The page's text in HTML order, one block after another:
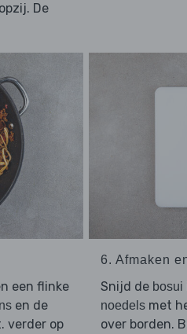
De
een flinke
en de
verder op
6. Afmaken
Snijd de bosui
noedels met
over borden.